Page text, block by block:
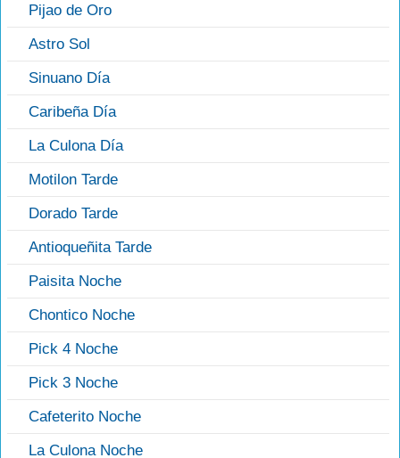
Pijao de Oro
Astro Sol
Sinuano Día
Caribeña Día
La Culona Día
Motilon Tarde
Dorado Tarde
Antioqueñita Tarde
Paisita Noche
Chontico Noche
Pick 4 Noche
Pick 3 Noche
Cafeterito Noche
La Culona Noche